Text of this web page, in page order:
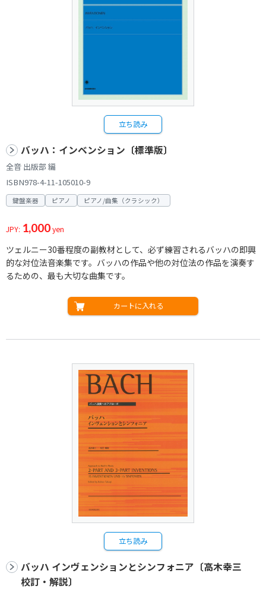
立ち読み
バッハ：インベンション〔標準版〕
全音 出版部 編
ISBN978-4-11-105010-9
鍵盤楽器 ピアノ ピアノ/曲集（クラシック）
JPY: 1,000yen
ツェルニー30番程度の副教材として、必ず練習されるバッハの即興
的な対位法音楽集です。バッハの作品や他の対位法の作品を演奏す
るための、最も大切な曲集です。
カートに入れる
立ち読み
バッハ インヴェンションとシンフォニア〔高木幸三
校訂・解説〕